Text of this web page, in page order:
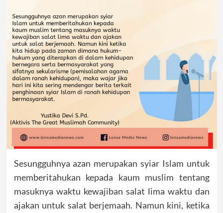
Sesungguhnya azan merupakan syiar Islam untuk
memberitahukan kepada kaum muslim tentang
masuknya waktu kewajiban salat lima waktu dan
ajakan untuk salat berjemaah. Namun kini, ketika